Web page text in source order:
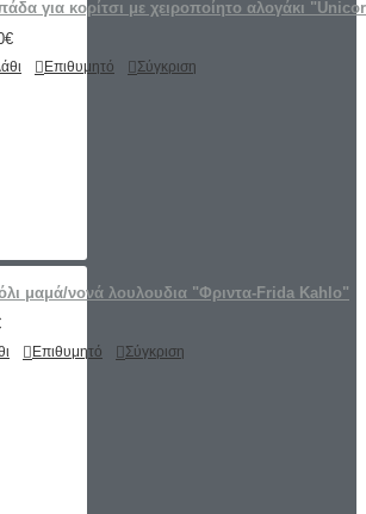
για κορίτσι με χειροποίητο αλογάκι
Επιθυμητό Σύγκριση
μαμά/νονά λουλουδια "Φριντα-Frida Kahlo"
Επιθυμητό Σύγκριση